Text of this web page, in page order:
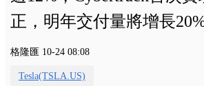
正，明年交付量將增長
格隆匯 10-24 08:08
Tesla(TSLA.US)